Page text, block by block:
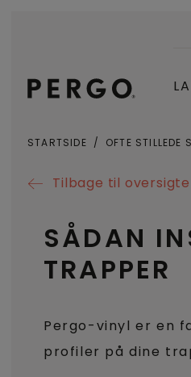
STARTSIDE OFTE STILLEDE
Tilbage til
SÅDAN
TRAPPER
Pergo-vinyl er en
profiler på dine